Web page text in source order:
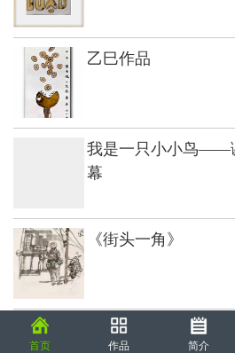
乙巳作品
我是一只小小鸟——
幕
《街头一角》
甲辰水墨作品
首页 作品 简介